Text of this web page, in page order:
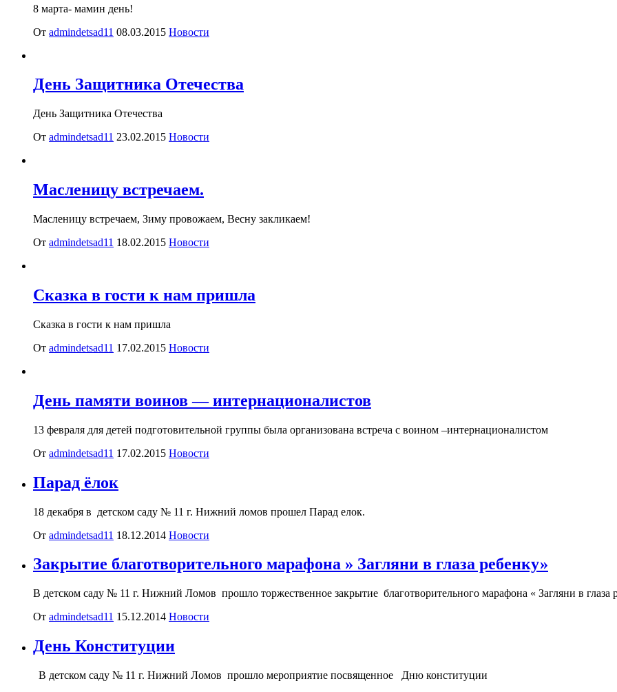
8 марта- мамин день!
От admindetsad11 08.03.2015 Новости
День Защитника Отечества
День Защитника Отечества
От admindetsad11 23.02.2015 Новости
Масленицу встречаем.
Масленицу встречаем, Зиму провожаем, Весну закликаем!
От admindetsad11 18.02.2015 Новости
Сказка в гости к нам пришла
Сказка в гости к нам пришла
От admindetsad11 17.02.2015 Новости
День памяти воинов — интернационалистов
13 февраля для детей подготовительной группы была организована встреча с воином –интернационалистом
От admindetsad11 17.02.2015 Новости
Парад ёлок
18 декабря в детском саду № 11 г. Нижний ломов прошел Парад елок.
От admindetsad11 18.12.2014 Новости
Закрытие благотворительного марафона » Загляни в глаза ребенку»
В детском саду № 11 г. Нижний Ломов прошло торжественное закрытие благотворительного марафона « Загляни в глаза
От admindetsad11 15.12.2014 Новости
День Конституции
В детском саду № 11 г. Нижний Ломов прошло мероприятие посвященное Дню конституции